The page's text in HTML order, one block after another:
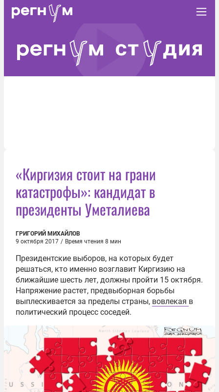
«Киргизия стоит на грани
катастрофы»: кандидат в
президенты Уметалиева
ГРИГОРИЙ МИХАЙЛОВ
9 октября 2017 / Время чтения 8 мин
Президентские выборов, на которых будет
решаться, кто именно возглавит Киргизию на
ближайшие шесть лет, должны пройти 15 октября.
Напряжение растет, предвыборная борьбы
выплескивается за пределы страны, вовлекая в
политический процесс соседей.